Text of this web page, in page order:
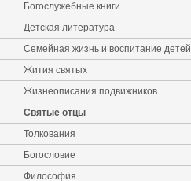
Богослужебные книги
Детская литература
Семейная жизнь и воспитание детей
Жития святых
Жизнеописания подвижников
Святые отцы
Толкования
Богословие
Философия